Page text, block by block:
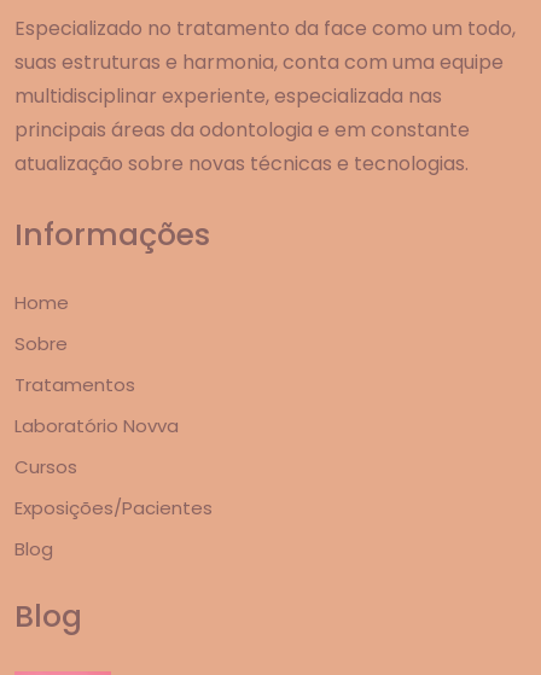
Especializado no tratamento da face como um todo,
suas estruturas e harmonia, conta com uma equipe
multidisciplinar experiente, especializada nas
principais áreas da odontologia e em constante
atualização sobre novas técnicas e tecnologias.
Informações
Home
Sobre
Tratamentos
Laboratório Novva
Cursos
Exposições/Pacientes
Blog
Blog